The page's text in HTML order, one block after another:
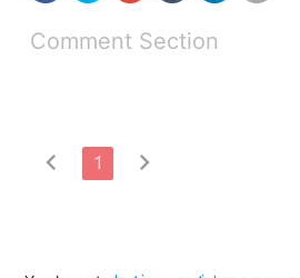
Comment Section
chevron_left 1 chevron_right